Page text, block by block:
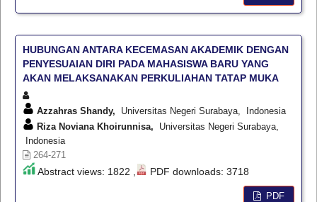
HUBUNGAN ANTARA KECEMASAN AKADEMIK DENGAN
PENYESUAIAN DIRI PADA MAHASISWA BARU YANG
AKAN MELAKSANAKAN PERKULIAHAN TATAP MUKA
Azzahras Shandy, Universitas Negeri Surabaya, Indonesia
Riza Noviana Khoirunnisa, Universitas Negeri Surabaya,
Indonesia
264-271
Abstract views: 1822 , PDF downloads: 3718
PDF